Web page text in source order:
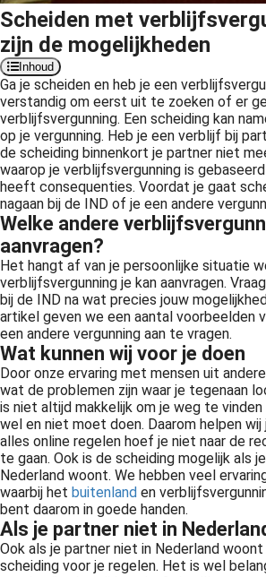
Scheiden met
zijn de mogelijkheden
Inhoud
Ga je scheiden en heb je een
verstandig om eerst uit te zoeken of er
verblijfsvergunning. Een scheiding kan
op je vergunning. Heb je een verblijf bij
de scheiding binnenkort je partner niet
waarop je verblijfsvergunning is
heeft consequenties. Voordat je gaat
nagaan bij de IND of je een andere
Welke andere
aanvragen?
Het hangt af van je persoonlijke situatie
verblijfsvergunning je kan aanvragen.
bij de IND na wat precies jouw
artikel geven we een aantal voorbeelden
een andere vergunning aan te vragen.
Wat kunnen wij voor je doen
Door onze ervaring met mensen uit
wat de problemen zijn waar je tegenaan
is niet altijd makkelijk om je weg te
wel en niet moet doen. Daarom helpen wij
alles online regelen hoef je niet naar de
te gaan. Ook is de scheiding mogelijk als
Nederland woont. We hebben veel
waarbij het buitenland en
bent daarom in goede handen.
Als je partner niet in
Ook als je partner niet in Nederland
scheiding voor je regelen. Het is wel
de
Hierdoor
website-
van